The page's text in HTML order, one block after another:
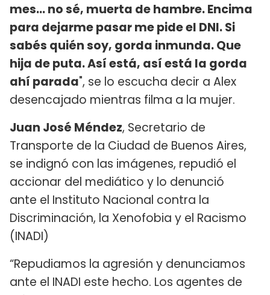
mes... no sé, muerta de hambre. Encima
para dejarme pasar me pide el DNI. Si
sabés quién soy, gorda inmunda. Que
hija de puta. Así está, así está la gorda
ahí parada", se lo escucha decir a Alex
desencajado mientras filma a la mujer.
Juan José Méndez, Secretario de
Transporte de la Ciudad de Buenos Aires,
se indignó con las imágenes, repudió el
accionar del mediático y lo denunció
ante el Instituto Nacional contra la
Discriminación, la Xenofobia y el Racismo
(INADI)
“Repudiamos la agresión y denunciamos
ante el INADI este hecho. Los agentes de